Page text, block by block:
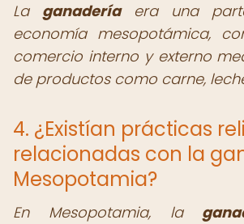
La ganaderíaera una
economía mesopotámica,
comercio interno y externo
de productos como carne,
4. ¿Existían prácticas
relacionadas con la
Mesopotamia?
En Mesopotamia, la